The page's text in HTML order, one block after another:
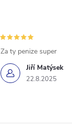
Jiří Matýsek
22.8.2025
Za ty penize super